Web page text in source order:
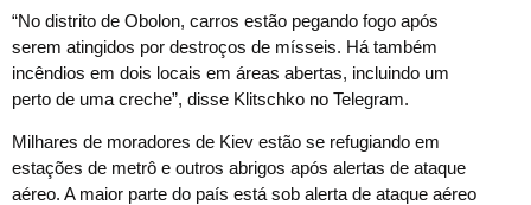
“No distrito de Obolon, carros estão pegando fogo após
serem atingidos por destroços de mísseis. Há também
incêndios em dois locais em áreas abertas, incluindo um
perto de uma creche”, disse Klitschko no Telegram.
Milhares de moradores de Kiev estão se refugiando em
estações de metrô e outros abrigos após alertas de ataque
aéreo. A maior parte do país está sob alerta de ataque aéreo